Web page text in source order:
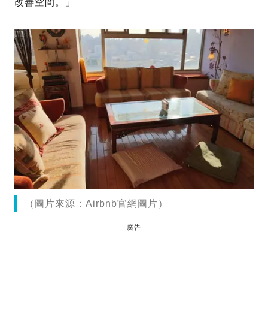
改善空間。」
（圖片來源：Airbnb官網圖片）
廣告